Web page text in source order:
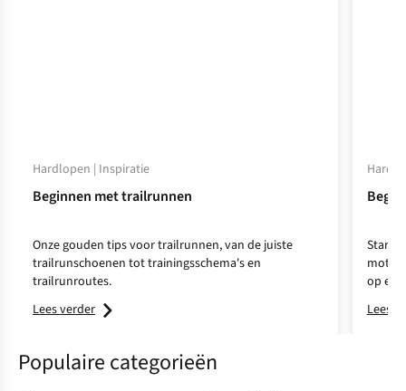
Hardlopen | Inspiratie
Beginnen met trailrunnen
Onze gouden tips voor trailrunnen, van de juiste
trailrunschoenen tot trainingsschema's en
trailrunroutes.
Lees verder
Start
op en
Lees
Populaire categorieën